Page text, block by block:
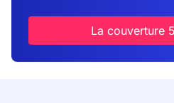
La couverture